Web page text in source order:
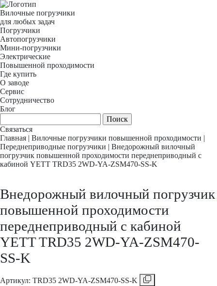
Вилочные погрузчики
для любых задач
Погрузчики
Автопогрузчики
Мини-погрузчики
Электрические
Повышенной проходимости
Где купить
О заводе
Сервис
Сотрудничество
Блог
Связаться
Главная | Вилочные погрузчики повышенной проходимости |
Переднеприводные погрузчики | Внедорожный вилочный
погрузчик повышенной проходимости переднеприводный с
кабиной YETT TRD35 2WD-YA-ZSM470-SS-K
Внедорожный вилочный погрузчик
повышенной проходимости
переднеприводный с кабиной
YETT TRD35 2WD-YA-ZSM470-
SS-K
Aртикул: TRD35 2WD-YA-ZSM470-SS-K